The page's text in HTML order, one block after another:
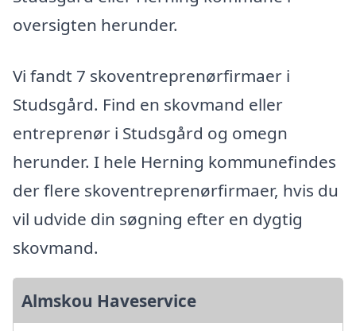
oversigten herunder.
Vi fandt 7 skoventreprenørfirmaer i
Studsgård. Find en skovmand eller
entreprenør i Studsgård og omegn
herunder. I hele Herning kommunefindes
der flere skoventreprenørfirmaer, hvis du
vil udvide din søgning efter en dygtig
skovmand.
Almskou Haveservice